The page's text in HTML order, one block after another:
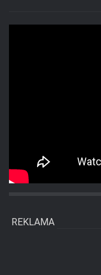
REKLAMA